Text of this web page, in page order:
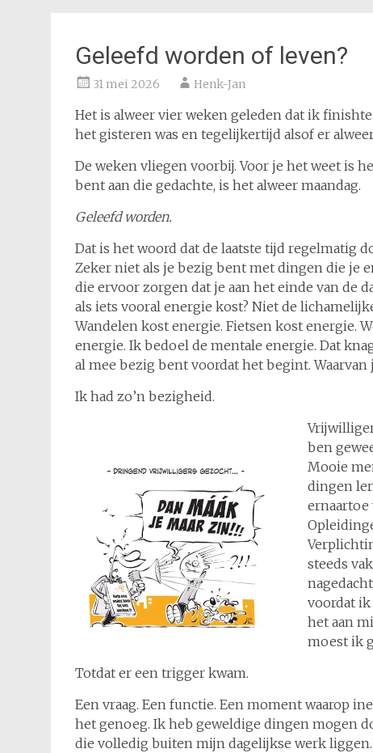
Geleefd worden of leven?
31 mei 2026 Henk-Jan
Het is alweer vier weken geleden dat ik
het gisteren was en tegelijkertijd alsof er
De weken vliegen voorbij. Voor je het weet is
bent aan die gedachte, is het alweer maandag.
Geleefd worden.
Dat is het woord dat de laatste tijd regelmatig
Zeker niet als je bezig bent met dingen die je
die ervoor zorgen dat je aan het einde van de
als iets vooral energie kost? Niet de
Wandelen kost energie. Fietsen kost energie.
energie. Ik bedoel de mentale energie. Dat
al mee bezig bent voordat het begint.
Ik had zo’n bezigheid.
ben
Mooie
dingen
ernaartoe
steeds
voordat ik
het aan
moest ik
Totdat er een trigger kwam.
Een vraag. Een functie. Een moment waarop
het genoeg. Ik heb geweldige dingen mogen
die volledig buiten mijn dagelijkse werk